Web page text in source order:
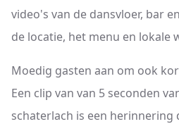
video's van de dansvloer, bar
de locatie, het menu en lokale
Moedig gasten aan om ook
Een clip van van 5 seconden
schaterlach is een